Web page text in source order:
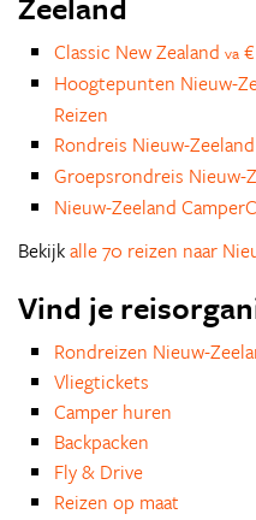
Classic New Zealand va
Hoogtepunten Nieuw-
Reizen
Rondreis Nieuw-Zeeland
Groepsrondreis Nieuw-
Nieuw-Zeeland
Bekijkalle 70 reizen naar
Vind je
Rondreizen Nieuw-
Vliegtickets
Camper huren
Backpacken
Fly & Drive
Reizen op maat